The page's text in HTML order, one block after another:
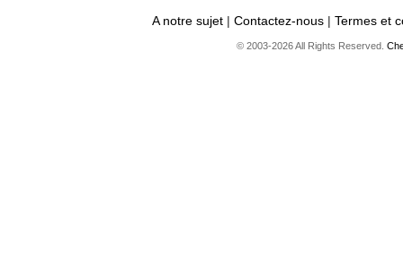
A notre sujet |Contactez-nous |Termes et
© 2003-2026 All Rights Reserved.